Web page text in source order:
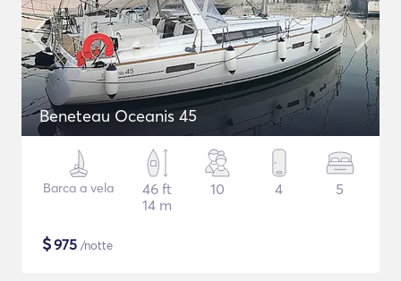
Beneteau Oceanis 45
Barca a vela
46 ft
14 m
10 4 5
$975 /notte